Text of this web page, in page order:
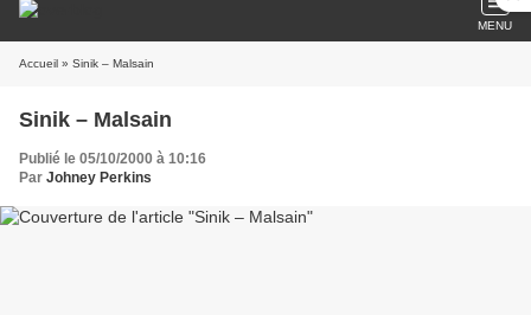
MENU
Accueil » Sinik – Malsain
Sinik – Malsain
Publié le 05/10/2000 à 10:16
Par Johney Perkins